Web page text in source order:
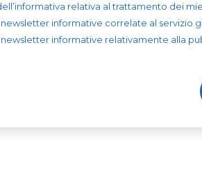
relativa al trattamento dei
newsletter informative correlate al servizio
newsletter informative relativamente alla